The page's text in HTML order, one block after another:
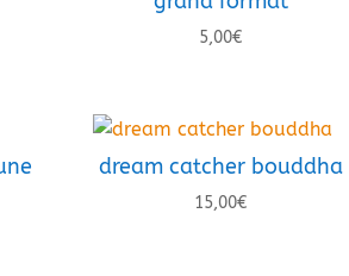
5,00€
dream catcher bouddha
15,00€